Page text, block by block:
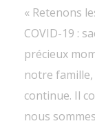
« Retenons
COVID-19 :
précieux
notre famille,
continue. Il
nous